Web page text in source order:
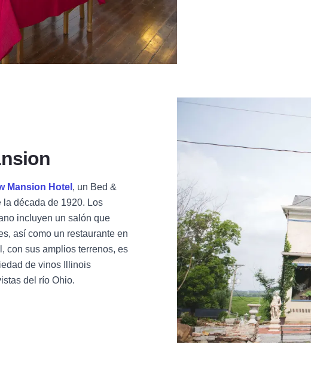
Mansion Hotel , un Bed &
la década de 1920. Los
incluyen un salón que
así como un restaurante en
con sus amplios terrenos, es
de vinos Illinois
del río Ohio.